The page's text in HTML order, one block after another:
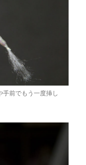
前でもう一度挿し